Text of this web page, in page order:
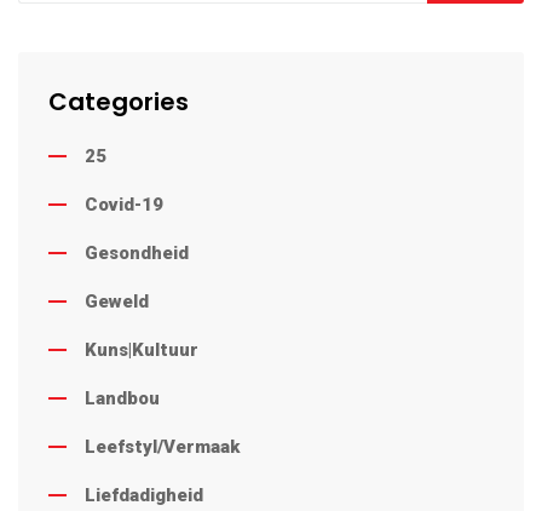
Categories
25
Covid-19
Gesondheid
Geweld
Kuns|Kultuur
Landbou
Leefstyl/Vermaak
Liefdadigheid